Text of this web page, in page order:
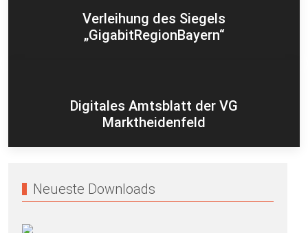
Verleihung des Siegels
„GigabitRegionBayern“
Digitales Amtsblatt der VG
Marktheidenfeld
Neueste Downloads